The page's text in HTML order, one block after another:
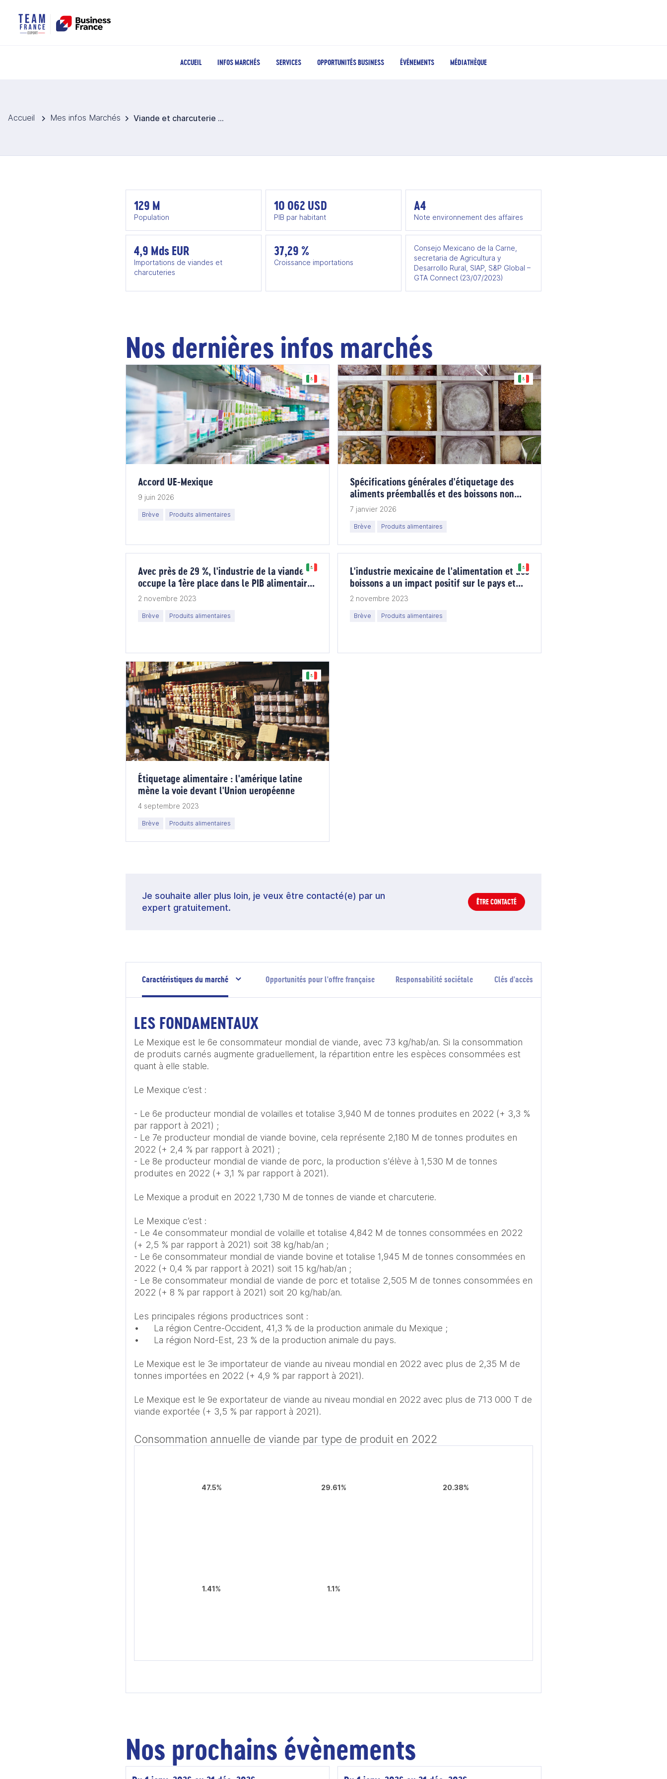
ACCUEIL INFOS MARCHÉS SERVICES OPPORTUNITÉS BUSINESS ÉVÉNEMENTS MÉDIATHÈQUE
Accueil Mes infos Marchés Viande et charcuterie au Mexique
129 M
Population
10 062 USD
PIB par habitant
A4
Note environnement des affaires
4,9 Mds EUR
Importations de viandes et
charcuteries
37,29 %
Croissance importations
Consejo Mexicano de la Carne,
secretaria de Agricultura y
Desarrollo Rural, SIAP, S&P Global –
GTA Connect (23/07/2023)
Nos dernières infos marchés
Accord UE-Mexique
9 juin 2026
Brève Produits alimentaires
Spécifications générales d'étiquetage des
aliments préemballés et des boissons non
alcoolisées
7 janvier 2026
Brève Produits alimentaires
Avec près de 29 %, l'industrie de la viande
occupe la 1ère place dans le PIB alimentaire
du Mexique selon Comecarne
2 novembre 2023
Brève Produits alimentaires
L'industrie mexicaine de l'alimentation et des
boissons a un impact positif sur le pays et
sur le monde
2 novembre 2023
Brève Produits alimentaires
Étiquetage alimentaire : l'amérique latine
mène la voie devant l'Union ueropéenne
4 septembre 2023
Brève Produits alimentaires
Je souhaite aller plus loin, je veux être contacté(e) par un
expert gratuitement.
ÊTRE CONTACTÉ
Caractéristiques du marché Opportunités pour l'offre française Responsabilité sociétale Clés d'accès
LES FONDAMENTAUX
Le Mexique est le 6e consommateur mondial de viande, avec 73 kg/hab/an. Si la consommation
de produits carnés augmente graduellement, la répartition entre les espèces consommées est
quant à elle stable.
Le Mexique c’est :
- Le 6e producteur mondial de volailles et totalise 3,940 M de tonnes produites en 2022 (+ 3,3 %
par rapport à 2021) ;
- Le 7e producteur mondial de viande bovine, cela représente 2,180 M de tonnes produites en
2022 (+ 2,4 % par rapport à 2021) ;
- Le 8e producteur mondial de viande de porc, la production s'élève à 1,530 M de tonnes
produites en 2022 (+ 3,1 % par rapport à 2021).
Le Mexique a produit en 2022 1,730 M de tonnes de viande et charcuterie.
Le Mexique c’est :
- Le 4e consommateur mondial de volaille et totalise 4,842 M de tonnes consommées en 2022
(+ 2,5 % par rapport à 2021) soit 38 kg/hab/an ;
- Le 6e consommateur mondial de viande bovine et totalise 1,945 M de tonnes consommées en
2022 (+ 0,4 % par rapport à 2021) soit 15 kg/hab/an ;
- Le 8e consommateur mondial de viande de porc et totalise 2,505 M de tonnes consommées en
2022 (+ 8 % par rapport à 2021) soit 20 kg/hab/an.
Les principales régions productrices sont :
•	La région Centre-Occident, 41,3 % de la production animale du Mexique ;
•	La région Nord-Est, 23 % de la production animale du pays.
Le Mexique est le 3e importateur de viande au niveau mondial en 2022 avec plus de 2,35 M de
tonnes importées en 2022 (+ 4,9 % par rapport à 2021).
Le Mexique est le 9e exportateur de viande au niveau mondial en 2022 avec plus de 713 000 T de
viande exportée (+ 3,5 % par rapport à 2021).
Consommation annuelle de viande par type de produit en 2022
47.5% 29.61% 20.38%
1.41% 1.1%
Nos prochains évènements